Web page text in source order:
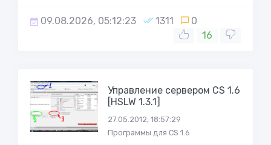
09.08.2026, 05:12:23 1311
0
16
Управление сервером CS 1.6
[HSLW 1.3.1]
27.05.2012, 18:57:29
Программы для CS 1.6